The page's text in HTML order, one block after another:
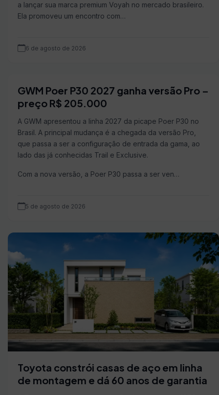
a lançar sua marca premium Voyah no mercado brasileiro.
Ela promoveu um encontro com…
6 de agosto de 2026
GWM Poer P30 2027 ganha versão Pro –
preço R$ 205.000
A GWM apresentou a linha 2027 da picape Poer P30 no
Brasil. A principal mudança é a chegada da versão Pro,
que passa a ser a configuração de entrada da gama, ao
lado das já conhecidas Trail e Exclusive.
Com a nova versão, a Poer P30 passa a ser ven…
5 de agosto de 2026
Toyota constrói casas de aço em linha
de montagem e dá 60 anos de garantia